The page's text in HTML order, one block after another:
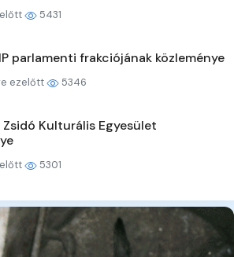
5431
parlamenti frakciójának közleménye
ezelőtt 5346
Zsidó Kulturális Egyesület
5301